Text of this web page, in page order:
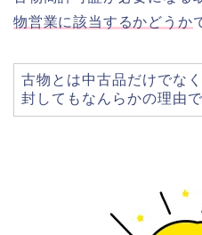
物営業に該当するかどうか
古物とは中古品だけでな
封してもなんらかの理由